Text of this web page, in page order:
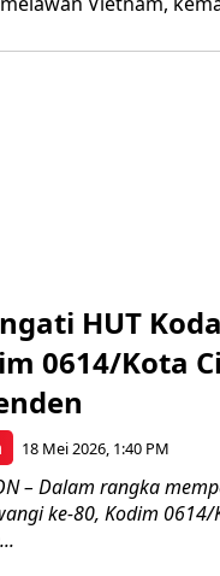
HUT
0614/Kota
18 Mei 2026, 1:40 PM
– Dalam rangka
ke-80, Kodim